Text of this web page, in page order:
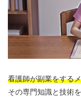
看護師が副業をする
その専門知識と技術